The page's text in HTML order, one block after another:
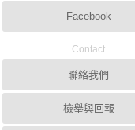
Facebook
Contact
聯絡我們
檢舉與回報